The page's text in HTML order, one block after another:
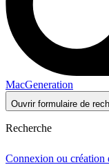
MacGeneration
Ouvrir formulaire de
Recherche
Connexion ou création